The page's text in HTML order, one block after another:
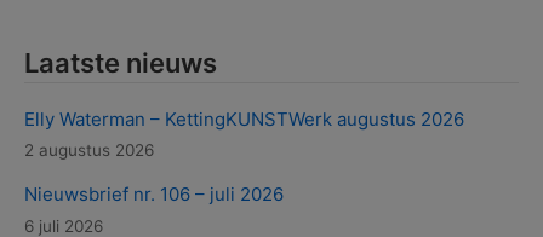
Laatste nieuws
Elly Waterman – KettingKUNSTWerk augustus 2026
2 augustus 2026
Nieuwsbrief nr. 106 – juli 2026
6 juli 2026